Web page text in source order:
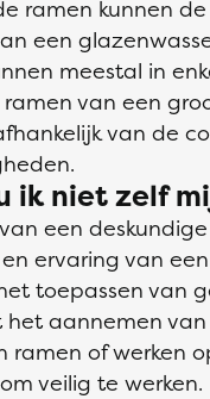
ramen kunnen
een
meestal in
van een
van de
ik niet zelf
een
ervaring van
toepassen van
aannemen
ramen of werken
veilig te werken.